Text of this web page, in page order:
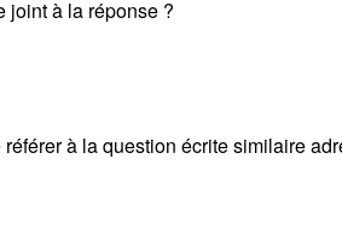
joint à la réponse ?
référer à la question écrite similaire